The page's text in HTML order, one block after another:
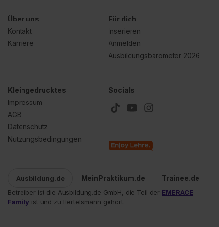
Über uns
Kontakt
Karriere
Für dich
Inserieren
Anmelden
Ausbildungsbarometer 2026
Kleingedrucktes
Impressum
AGB
Datenschutz
Nutzungsbedingungen
Socials
Ausbildung.de MeinPraktikum.de Trainee.de
Betreiber ist die Ausbildung.de GmbH, die Teil der EMBRACE
Family ist und zu Bertelsmann gehört.